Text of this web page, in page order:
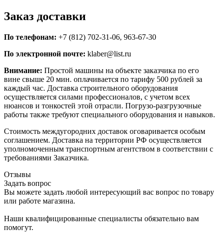
Заказ доставки
По телефонам: +7 (812) 702-31-06, 963-67-30
По электронной почте: klaber@list.ru
Внимание: Простой машины на объекте заказчика по его
вине свыше 20 мин. оплачивается по тарифу 500 рублей за
каждый час. Доставка строительного оборудования
осуществляется силами профессионалов, с учетом всех
нюансов и тонкостей этой отрасли. Погрузо-разгрузочные
работы также требуют специального оборудования и навыков.
Стоимость междугородних доставок оговаривается особым
соглашением. Доставка на территории РФ осуществляется
уполномоченным транспортным агентством в соответствии с
требованиями Заказчика.
Отзывы
Задать вопрос
Вы можете задать любой интересующий вас вопрос по товару
или работе магазина.
Наши квалифицированные специалисты обязательно вам
помогут.